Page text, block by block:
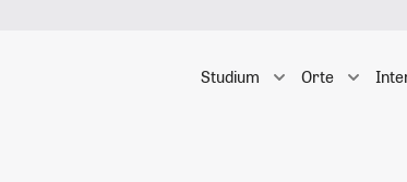
Studium Orte